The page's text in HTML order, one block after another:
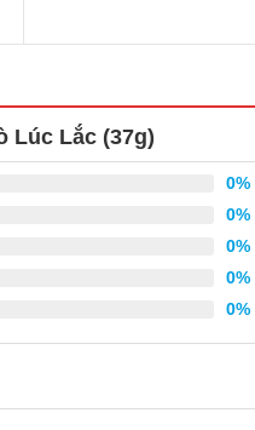
Lúc Lắc (37g)
0%
0%
0%
0%
0%